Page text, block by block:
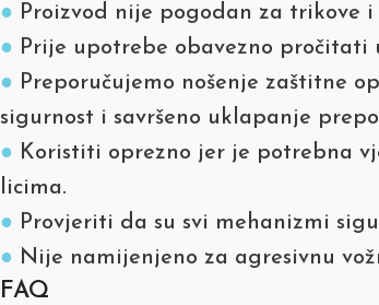
● Proizvod nije pogodan za trikove i
● Prije upotrebe obavezno pročitati
● Preporučujemo nošenje zaštitne
sigurnost i savršeno uklapanje
● Koristiti oprezno jer je potrebna
licima.
● Provjeriti da su svi mehanizmi
● Nije namijenjeno za agresivnu
FAQ